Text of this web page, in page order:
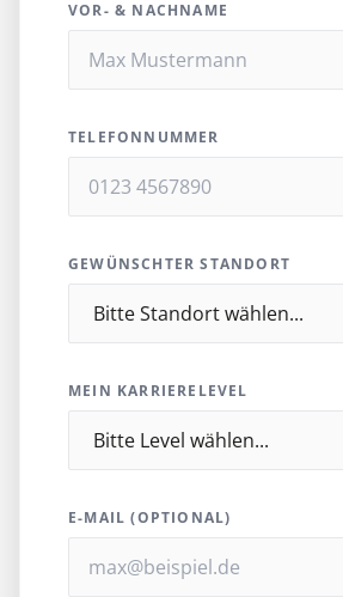
VOR- & NACHNAME
TELEFONNUMMER
GEWÜNSCHTER STANDORT
MEIN KARRIERELEVEL
E-MAIL (OPTIONAL)